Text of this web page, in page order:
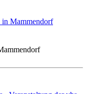
in Mammendorf